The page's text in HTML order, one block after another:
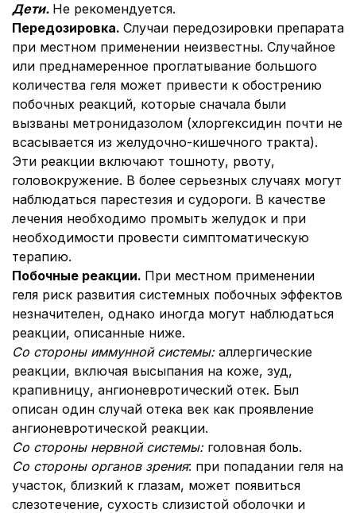
Дети. Не рекомендуется.
Передозировка. Случаи передозировки препарата
при местном применении неизвестны. Случайное
или преднамеренное проглатывание большого
количества геля может привести к обострению
побочных реакций, которые сначала были
вызваны метронидазолом (хлоргексидин почти не
всасывается из желудочно-кишечного тракта).
Эти реакции включают тошноту, рвоту,
головокружение. В более серьезных случаях могут
наблюдаться парестезия и судороги. В качестве
лечения необходимо промыть желудок и при
необходимости провести симптоматическую
терапию.
Побочные реакции. При местном применении
геля риск развития системных побочных эффектов
незначителен, однако иногда могут наблюдаться
реакции, описанные ниже.
Со стороны иммунной системы: аллергические
реакции, включая высыпания на коже, зуд,
крапивницу, ангионевротический отек. Был
описан один случай отека век как проявление
ангионевротической реакции.
Со стороны нервной системы: головная боль.
Со стороны органов зрения: при попадании геля на
участок, близкий к глазам, может появиться
слезотечение, сухость слизистой оболочки и